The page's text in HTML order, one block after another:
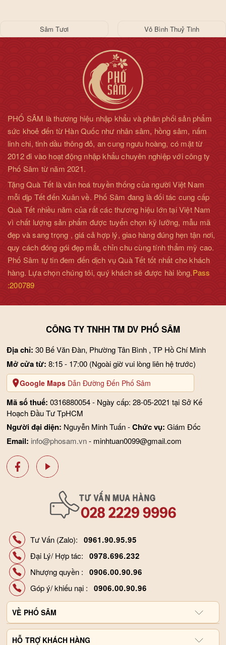
Sâm Tươi Vỏ Bình Thuỷ Tinh
PHỐ SÂM là thương hiệu nhập khẩu và phân phối sản phẩm
sức khoẻ đến từ Hàn Quốc như nhân sâm, hồng sâm, nấm
linh chi, tinh dầu thông đỏ, an cung ngưu hoàng, có mặt từ
2012 đi vào hoạt động nhập khẩu chuyên nghiệp với công ty
Phố Sâm từ năm 2021.
Tặng Quà Tết là văn hoá truyền thống của người Việt Nam
mỗi dịp Tết đến Xuân về. Phố Sâm đang là đối tác cung cấp
Quà Tết nhiều năm của rất các thương hiệu lớn tại Việt Nam
vì chất lượng sản phẩm được tuyển chọn kỹ lưỡng, mẫu mã
đẹp và sang trọng , giá cả hợp lý, giao hàng đúng hẹn tận nơi,
quy cách đóng gói đẹp mắt, chỉn chu cùng tính thẩm mỹ cao.
Phố Sâm tự tin đem đến dịch vụ Quà Tết tốt nhất cho khách
hàng. Lựa chọn chúng tôi, quý khách sẽ được hài lòng.Pass
:200789
CÔNG TY TNHH TM DV PHỐ SÂM
Địa chỉ: 30 Bế Văn Đàn, Phường Tân Bình , TP Hồ Chí Minh
Mở cửa từ:8:15 - 17:00 (Ngoài giờ vui lòng liên hệ trước)
Google Maps Dẫn Đường Đến Phố Sâm
Mã số thuế: 0316880054 - Ngày cấp: 28-05-2021 tại Sở Kế
Hoạch Đầu Tư TpHCM
Người đại diện: Nguyễn Minh Tuấn -Chức vụ: Giám Đốc
Email: info@phosam.vn- minhtuan0099@gmail.com
Tư Vấn (Zalo):0961.90.95.95
Đại Lý/ Hợp tác:0978.696.232
Nhượng quyền :0906.00.90.96
Góp ý/ khiếu nại :0906.00.90.96
VỀ PHỐ SÂM
Giới thiệu công ty
HỖ TRỢ KHÁCH HÀNG